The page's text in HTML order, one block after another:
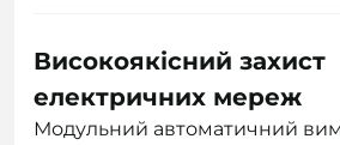
Високоякісний захист
електричних мереж
Модульний автоматичний